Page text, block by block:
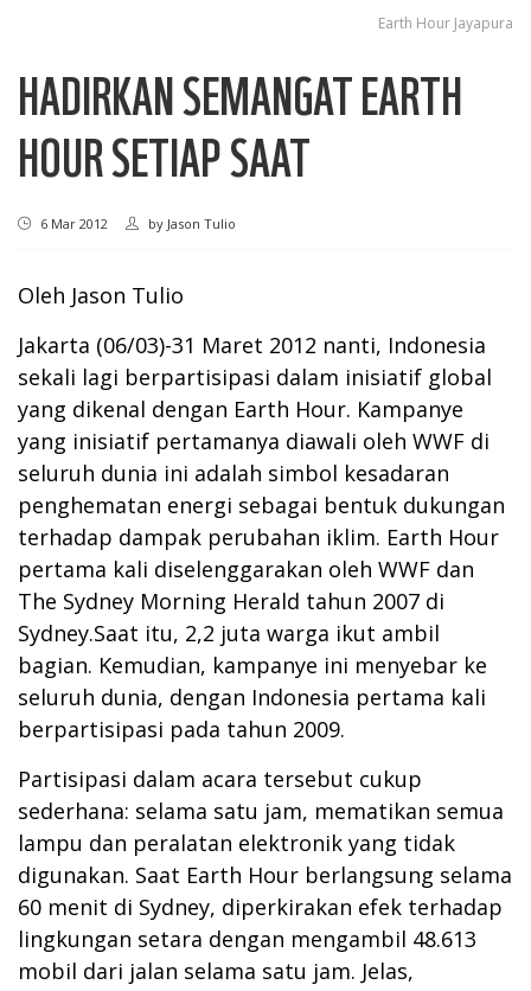
Earth Hour Jayapura
HADIRKAN SEMANGAT EARTH
HOUR SETIAP SAAT
6 Mar 2012 by Jason Tulio
Oleh Jason Tulio
Jakarta (06/03)-31 Maret 2012 nanti, Indonesia
sekali lagi berpartisipasi dalam inisiatif global
yang dikenal dengan Earth Hour. Kampanye
yang inisiatif pertamanya diawali oleh WWF di
seluruh dunia ini adalah simbol kesadaran
penghematan energi sebagai bentuk dukungan
terhadap dampak perubahan iklim. Earth Hour
pertama kali diselenggarakan oleh WWF dan
The Sydney Morning Herald tahun 2007 di
Sydney.Saat itu, 2,2 juta warga ikut ambil
bagian. Kemudian, kampanye ini menyebar ke
seluruh dunia, dengan Indonesia pertama kali
berpartisipasi pada tahun 2009.
Partisipasi dalam acara tersebut cukup
sederhana: selama satu jam, mematikan semua
lampu dan peralatan elektronik yang tidak
digunakan. Saat Earth Hour berlangsung selama
60 menit di Sydney, diperkirakan efek terhadap
lingkungan setara dengan mengambil 48.613
mobil dari jalan selama satu jam. Jelas,